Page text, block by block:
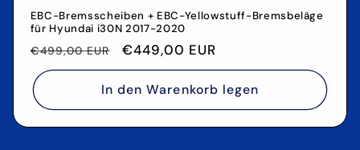
EBC-Bremsscheiben + EBC-Yellowstuff-Bremsbeläge
für Hyundai i30N 2017-2020
Normaler
Preis
€499,00 EUR Verkaufspreis
€449,00 EUR
In den Warenkorb legen